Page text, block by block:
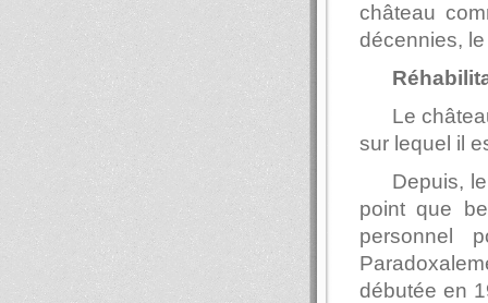
château
décennies,
Le
sur lequel il
Depuis,
point que
personnel
débutée en